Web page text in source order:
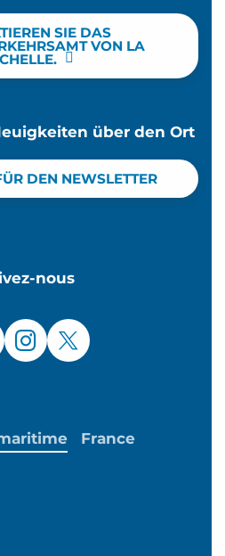
SIE DAS
VON LA
über den Ort
DEN NEWSLETTER
nous
France